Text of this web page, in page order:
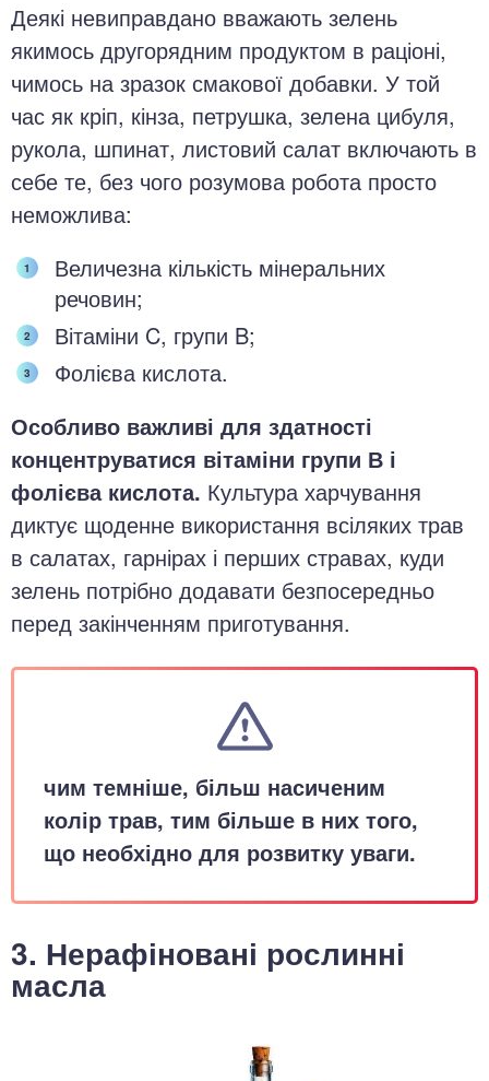
Деякі невиправдано вважають зелень
якимось другорядним продуктом в раціоні,
чимось на зразок смакової добавки. У той
час як кріп, кінза, петрушка, зелена цибуля,
рукола, шпинат, листовий салат включають в
себе те, без чого розумова робота просто
неможлива:
Величезна кількість мінеральних
речовин;
Вітаміни C, групи B;
Фолієва кислота.
Особливо важливі для здатності
концентруватися вітаміни групи В і
фолієва кислота. Культура харчування
диктує щоденне використання всіляких трав
в салатах, гарнірах і перших стравах, куди
зелень потрібно додавати безпосередньо
перед закінченням приготування.
чим темніше, більш насиченим
колір трав, тим більше в них того,
що необхідно для розвитку уваги.
3. Нерафіновані рослинні
масла